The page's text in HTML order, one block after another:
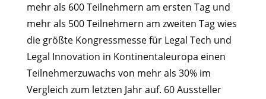
mehr als 600 Teilnehmern am ersten Tag und
mehr als 500 Teilnehmern am zweiten Tag wies
die größte Kongressmesse für Legal Tech und
Legal Innovation in Kontinentaleuropa einen
Teilnehmerzuwachs von mehr als 30% im
Vergleich zum letzten Jahr auf. 60 Aussteller